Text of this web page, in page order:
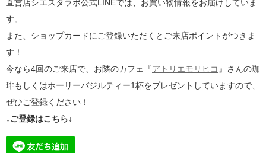
直営店シエスタラボ公式LINEでは、お買い物情報をお届けしていま
す。
また、ショップカードにご登録いただくとご来店ポイントがつきま
す！
今なら4回のご来店で、お隣のカフェ『アトリエモリヒコ 』さんの珈
琲もしくはホーリーバジルティー1杯をプレゼントしていますので、
ぜひご登録ください！
↓ご登録はこちら↓